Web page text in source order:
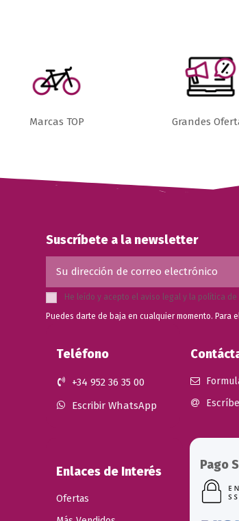
Marcas TOP Grandes
Suscríbete a la newsletter
He leído y acepto el aviso legaly la política de
Puedes darte de baja en cualquier momento. Para
Teléfono
+34 952 36 35 00
Escribir WhatsApp
Enlaces de Interés
Ofertas
Pago